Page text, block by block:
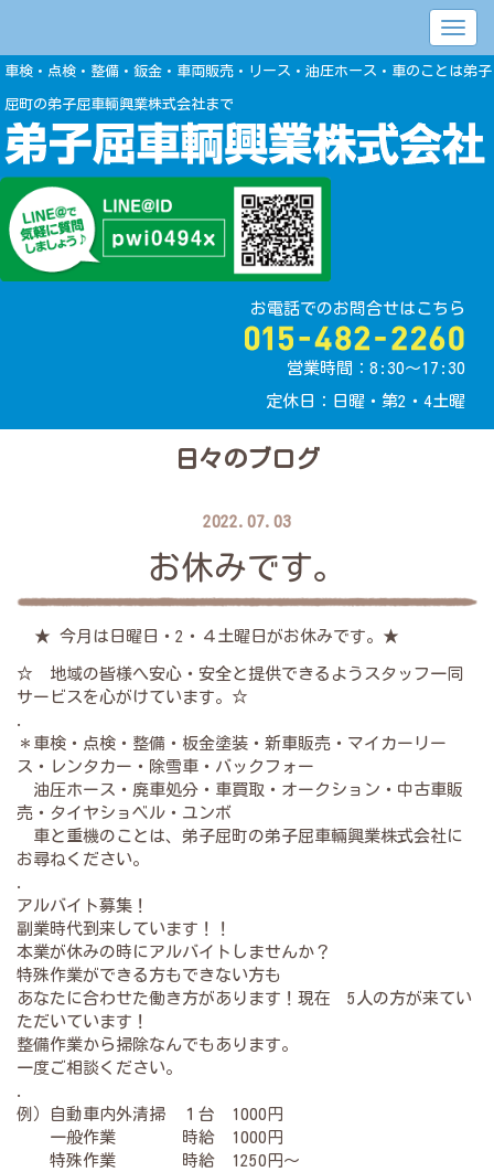
車検・点検・整備・鈑金・車両販売・リース・油圧ホース・車のことは弟子
屈町の弟子屈車輌興業株式会社まで
お電話でのお問合せはこちら
営業時間：8:30〜17:30
定休日：日曜・第2・4土曜
日々のブログ
2022.07.03
お休みです。
★ 今月は日曜日・2・４土曜日がお休みです。★
☆ 地域の皆様へ安心・安全と提供できるようスタッフ一同
サービスを心がけています。☆
＊車検・点検・整備・板金塗装・新車販売・マイカーリー
ス・レンタカー・除雪車・バックフォー
油圧ホース・廃車処分・車買取・オークション・中古車販
売・タイヤショベル・ユンボ
車と重機のことは、弟子屈町の弟子屈車輛興業株式会社に
お尋ねください。
アルバイト募集！
副業時代到来しています！！
本業が休みの時にアルバイトしませんか？
特殊作業ができる方もできない方も
あなたに合わせた働き方があります！現在 5人の方が来てい
ただいています！
整備作業から掃除なんでもあります。
一度ご相談ください。
例）自動車内外清掃 １台 1000円
一般作業 時給 1000円
特殊作業 時給 1250円～